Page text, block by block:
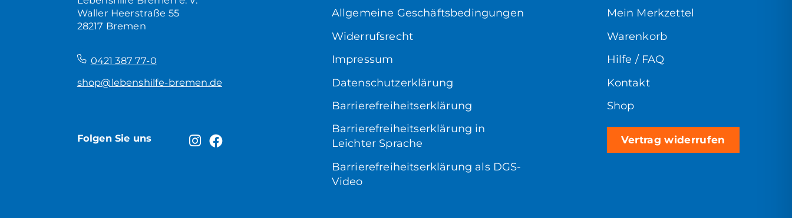
Waller Heerstraße 55
28217 Bremen
0421 387 77-0
shop@lebenshilfe-bremen.de
Folgen Sie uns
Allgemeine Geschäftsbedingungen
Widerrufsrecht
Impressum
Datenschutzerklärung
Barrierefreiheitserklärung
Barrierefreiheitserklärung in
Leichter Sprache
Barrierefreiheitserklärung als DGS-
Video
Mein Merkzettel
Warenkorb
Hilfe / FAQ
Kontakt
Shop
Vertrag widerrufen